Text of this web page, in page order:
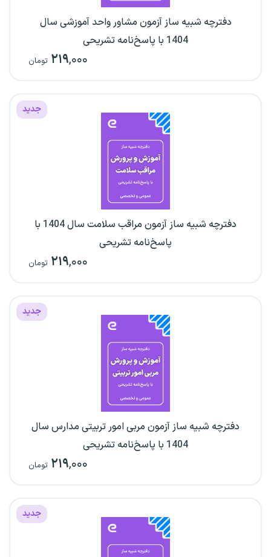
دفترچه شبیه ساز آزمون مشاور واحد آموزشی سال
1404 با پاسخ‌نامه تشریحی
۲۱۹,۰۰۰ تومان
جدید
دفترچه شبیه ساز آزمون مراقب سلامت سال 1404 با
پاسخ‌نامه تشریحی
۲۱۹,۰۰۰ تومان
جدید
دفترچه شبیه ساز آزمون مربی امور تربیتی مدارس سال
1404 با پاسخ‌نامه تشریحی
۲۱۹,۰۰۰ تومان
جدید